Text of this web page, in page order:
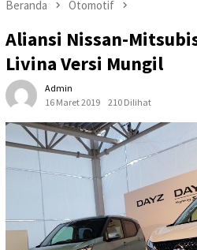
Beranda Otomotif
Aliansi Nissan-
Livina Versi Mungil
Admin
16 Maret 2019
210 Dilihat